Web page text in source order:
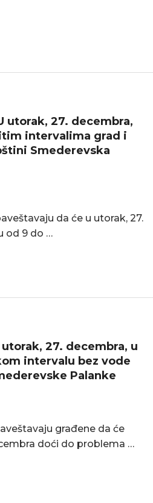
utorak, 27. decembra,
intervalima grad i
Smederevska
da će u utorak, 27.
od 9 do …
utorak, 27. decembra, u
intervalu bez vode
Palanke
građene da će
doći do problema …